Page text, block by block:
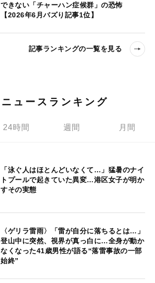
できない「チャーハン症候群」の恐怖
【2026年6月バズり記事1位】
記事ランキングの一覧を見る
ニュースランキング
24時間 週間 月間
「泳ぐ人はほとんどいなくて…」猛暑のナイ
トプールで起きていた異変…港区女子が明か
すその実態
〈ゲリラ雷雨〉「雷が自分に落ちるとは…」
登山中に突然、視界が真っ白に…全身が動か
なくなった41歳男性が語る“落雷事故の一部
始終”